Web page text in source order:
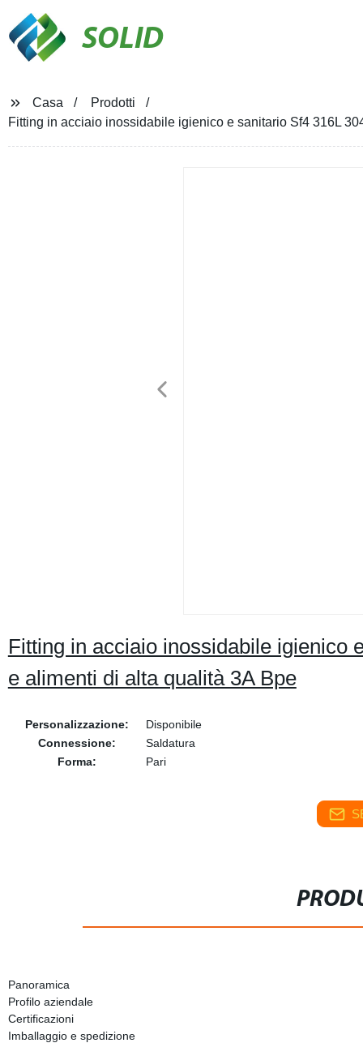
SOLID
Casa
Prodotti
Fitting in acciaio inossidabile igienico e sanitario Sf4 316L
Fitting in acciaio inossidabile igienico
e alimenti di alta qualità 3A Bpe
Personalizzazione:
Disponibile
Connessione:
Saldatura
Forma:
Pari
Panoramica
Profilo aziendale
Certificazioni
Imballaggio e spedizione